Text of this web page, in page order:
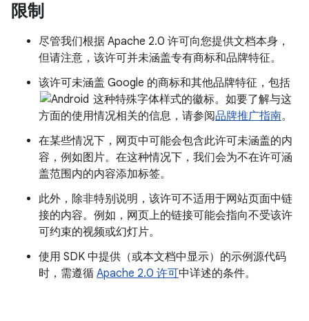
限制
尽管我们根据 Apache 2.0 许可向您提供文档本身，
但请注意，该许可并未涵盖专有商标和品牌特征。
该许可未涵盖 Google 的商标和其他品牌特征，包括
这种特殊字体样式的徽标。如要了解与这
方面的使用情况相关的信息，请参阅品牌推广指南。
在某些情况下，网页中可能会包含此许可未涵盖的内
容，例如图片。在这种情况下，我们会为不在许可涵
盖范围内的内容添加标签。
此外，除非特别说明，该许可不适用于网站页面中链
接的内容。例如，网页上的链接可能会指向不受该许
可约束的视频或幻灯片。
使用 SDK 中提供（或本文档中显示）的示例源代码
时，需遵循 Apache 2.0 许可中详述的条件。